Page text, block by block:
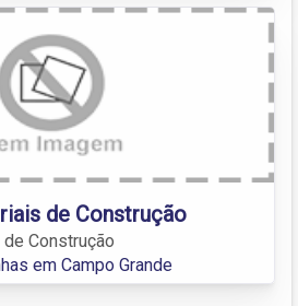
de Construção
Construção
em Campo Grande